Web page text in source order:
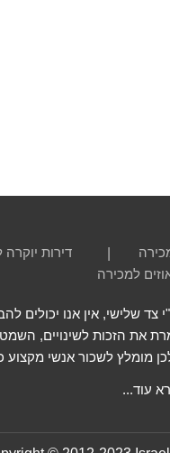
דירות
למכירה
אין אנו יכולים
את הזכות לשינויים,
מומלץ לשכור אנשי
עוד...